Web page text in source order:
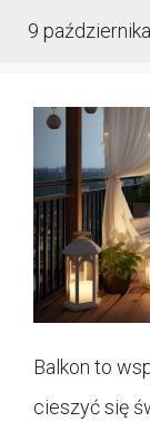
9
Balkon to
cieszyć się